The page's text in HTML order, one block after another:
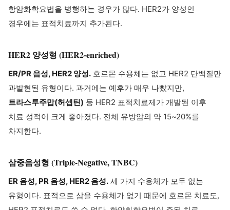
항암화학요법을 병행하는 경우가 많다. HER2가 양성인
경우에는 표적치료까지 추가된다.
HER2 양성형 (HER2-enriched)
ER/PR 음성, HER2 양성. 호르몬 수용체는 없고 HER2 단백질만
과발현된 유형이다. 과거에는 예후가 매우 나빴지만,
트라스투주맙(허셉틴) 등 HER2 표적치료제가 개발된 이후
치료 성적이 크게 좋아졌다. 전체 유방암의 약 15~20%를
차지한다.
삼중음성형 (Triple-Negative, TNBC)
ER 음성, PR 음성, HER2 음성. 세 가지 수용체가 모두 없는
유형이다. 표적으로 삼을 수용체가 없기 때문에 호르몬 치료도,